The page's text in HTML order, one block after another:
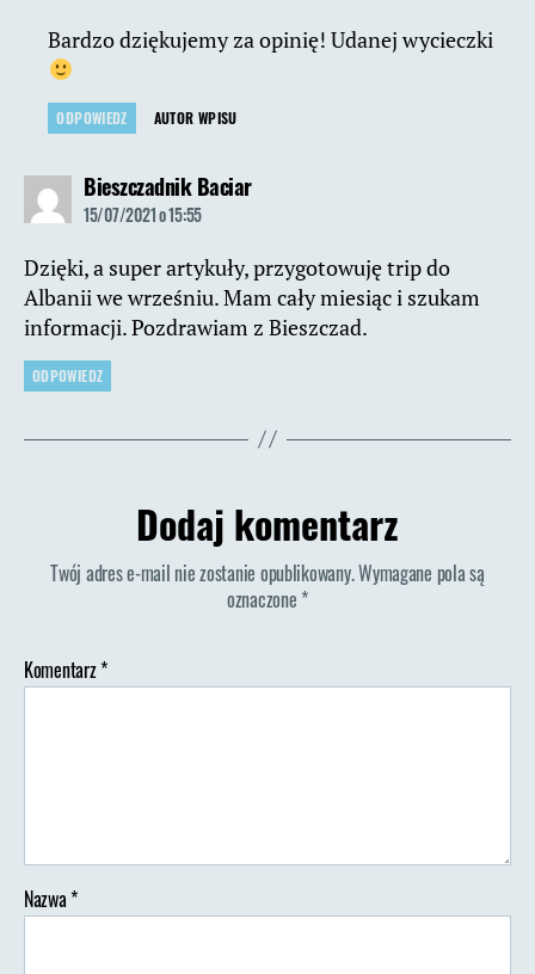
Bardzo dziękujemy za opinię! Udanej wycieczki
ODPOWIEDZ AUTOR WPISU
Bieszczadnik Baciarkomentarz:
15/07/2021 o 15:55
Dzięki, a super artykuły, przygotowuję trip do
Albanii we wrześniu. Mam cały miesiąc i szukam
informacji. Pozdrawiam z Bieszczad.
ODPOWIEDZ
Dodaj komentarz
Twój adres e-mail nie zostanie opublikowany.Wymagane pola są
oznaczone *
Komentarz*
Nazwa*